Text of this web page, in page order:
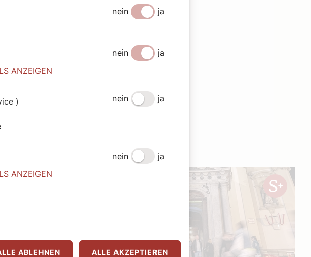
nein ja
nein
ja
ANZEIGEN
) nein ja
nein
ja
ANZEIGEN
ABLEHNEN ALLE AKZEPTIEREN